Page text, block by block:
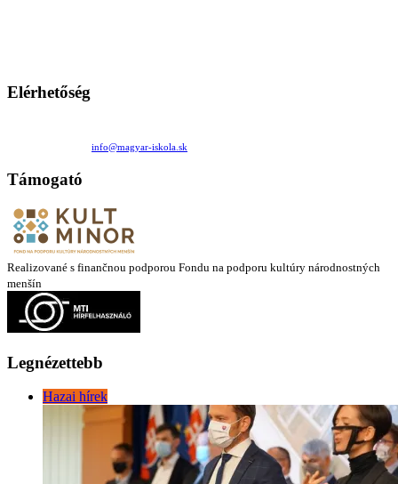
Elérhetőség
info@magyar-iskola.sk
Támogató
Realizované s finančnou podporou Fondu na podporu kultúry národnostných
menšín
Legnézettebb
Hazai hírek